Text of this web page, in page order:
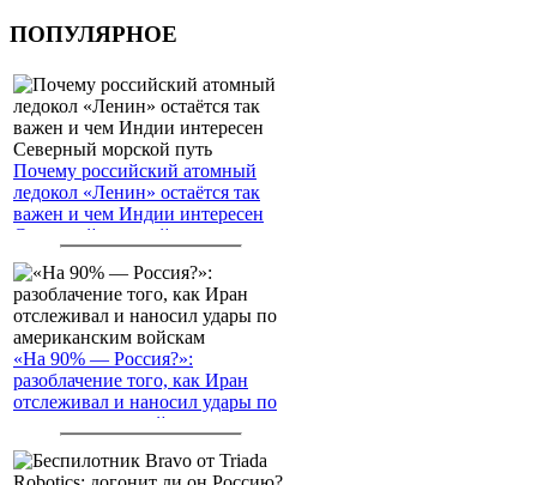
ПОПУЛЯРНОЕ
Почему российский атомный
ледокол «Ленин» остаётся так
важен и чем Индии интересен
Северный морской путь
«На 90% — Россия?»:
разоблачение того, как Иран
отслеживал и наносил удары по
американским войскам